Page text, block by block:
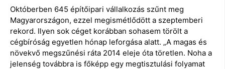
Októberben 645 építőipari vállalkozás szűnt meg
Magyarországon, ezzel megismétlődött a szeptemberi
rekord. Ilyen sok céget korábban sohasem törölt a
cégbíróság egyetlen hónap leforgása alatt. „A magas és
növekvő megszűnési ráta 2014 eleje óta töretlen. Noha a
jelenség továbbra is főképp egy megtisztulási folyamat